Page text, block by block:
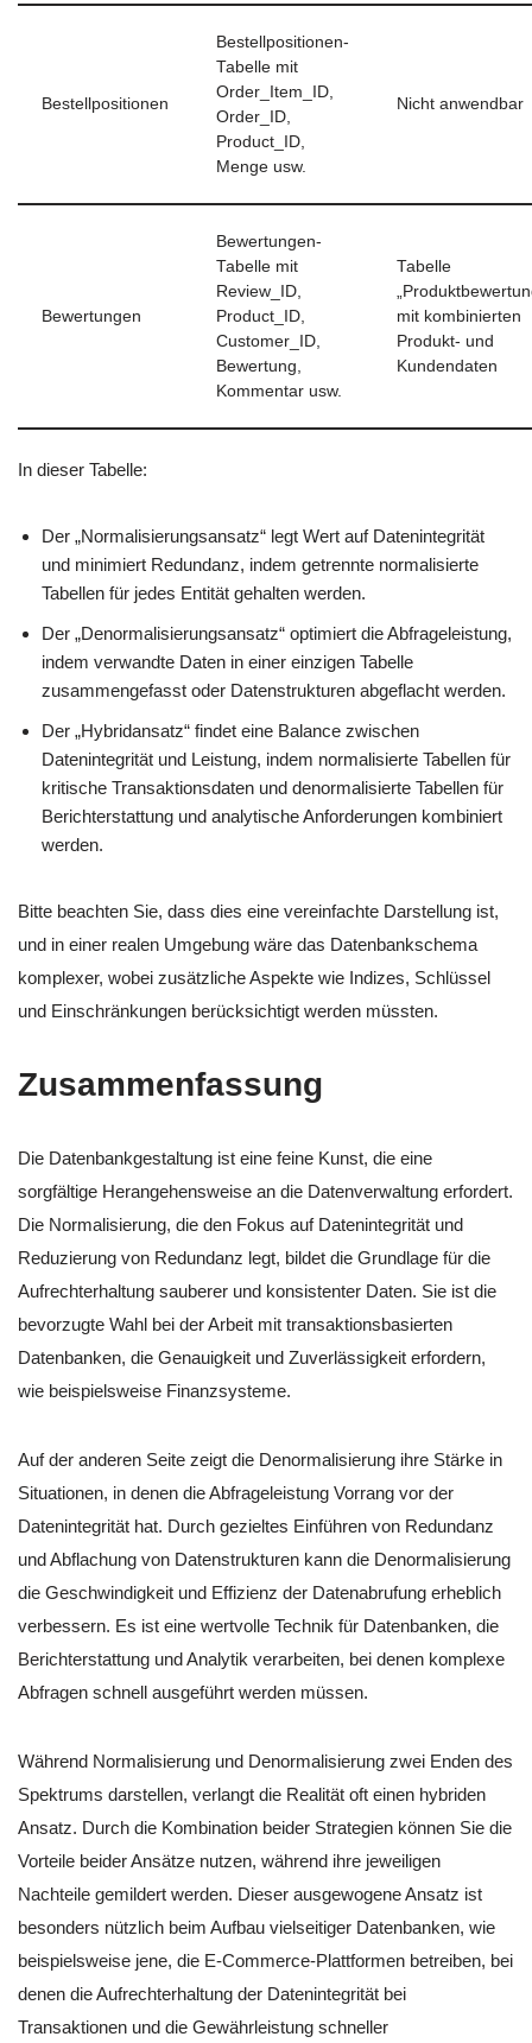
Bestellpositionen
Bestellpositionen-
Tabelle mit
Order_Item_ID,
Order_ID,
Product_ID,
Menge usw.
Nicht anwendbar
Bewertungen
Bewertungen-
Tabelle mit
Review_ID,
Product_ID,
Customer_ID,
Bewertung,
Kommentar usw.
Tabelle
mit kombinierten
Produkt- und
Kundendaten
In dieser Tabelle:
Der „Normalisierungsansatz“ legt Wert auf Datenintegrität
und minimiert Redundanz, indem getrennte normalisierte
Tabellen für jedes Entität gehalten werden.
Der „Denormalisierungsansatz“ optimiert die Abfrageleistung,
indem verwandte Daten in einer einzigen Tabelle
zusammengefasst oder Datenstrukturen abgeflacht werden.
Der „Hybridansatz“ findet eine Balance zwischen
Datenintegrität und Leistung, indem normalisierte Tabellen für
kritische Transaktionsdaten und denormalisierte Tabellen für
Berichterstattung und analytische Anforderungen kombiniert
werden.
Bitte beachten Sie, dass dies eine vereinfachte Darstellung ist,
und in einer realen Umgebung wäre das Datenbankschema
komplexer, wobei zusätzliche Aspekte wie Indizes, Schlüssel
und Einschränkungen berücksichtigt werden müssten.
Zusammenfassung
Die Datenbankgestaltung ist eine feine Kunst, die eine
sorgfältige Herangehensweise an die Datenverwaltung erfordert.
Die Normalisierung, die den Fokus auf Datenintegrität und
Reduzierung von Redundanz legt, bildet die Grundlage für die
Aufrechterhaltung sauberer und konsistenter Daten. Sie ist die
bevorzugte Wahl bei der Arbeit mit transaktionsbasierten
Datenbanken, die Genauigkeit und Zuverlässigkeit erfordern,
wie beispielsweise Finanzsysteme.
Auf der anderen Seite zeigt die Denormalisierung ihre Stärke in
Situationen, in denen die Abfrageleistung Vorrang vor der
Datenintegrität hat. Durch gezieltes Einführen von Redundanz
und Abflachung von Datenstrukturen kann die Denormalisierung
die Geschwindigkeit und Effizienz der Datenabrufung erheblich
verbessern. Es ist eine wertvolle Technik für Datenbanken, die
Berichterstattung und Analytik verarbeiten, bei denen komplexe
Abfragen schnell ausgeführt werden müssen.
Während Normalisierung und Denormalisierung zwei Enden des
Spektrums darstellen, verlangt die Realität oft einen hybriden
Ansatz. Durch die Kombination beider Strategien können Sie die
Vorteile beider Ansätze nutzen, während ihre jeweiligen
Nachteile gemildert werden. Dieser ausgewogene Ansatz ist
besonders nützlich beim Aufbau vielseitiger Datenbanken, wie
beispielsweise jene, die E-Commerce-Plattformen betreiben, bei
denen die Aufrechterhaltung der Datenintegrität bei
Transaktionen und die Gewährleistung schneller